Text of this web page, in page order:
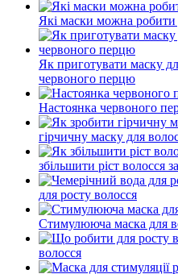
Які маски можна робити
Як приготувати маску
червоного перцю
Настоянка червоного
гірчичну маску для
збільшити ріст волосся
для росту волосся
Стимулююча маска для
волосся